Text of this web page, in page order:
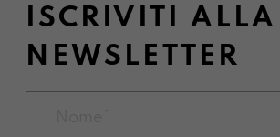
ISCRIVITI ALLA
NEWSLETTER